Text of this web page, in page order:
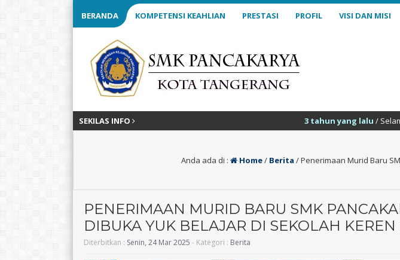
BERANDA KOMPETENSI KEAHLIAN PRESTASI PROFIL VISI DAN MISI
SEKILAS INFO 3 tahun yang lalu/ Selamat untuk
Anda ada di : Home/ Berita /Penerimaan Murid Baru
PENERIMAAN MURID BARU SMK
DIBUKA YUK BELAJAR DI SEKOLAH KEREN
Diterbitkan : Senin, 24 Mar 2025 - Kategori : Berita